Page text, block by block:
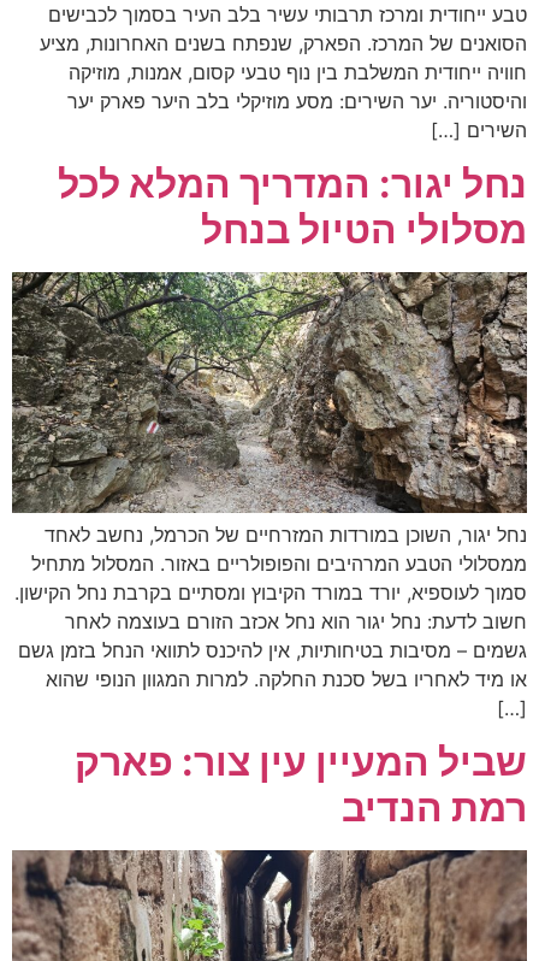
טבע ייחודית ומרכז תרבותי עשיר בלב העיר בסמוך לכבישים
הסואנים של המרכז. הפארק, שנפתח בשנים האחרונות, מציע
חוויה ייחודית המשלבת בין נוף טבעי קסום, אמנות, מוזיקה
והיסטוריה. יער השירים: מסע מוזיקלי בלב היער פארק יער
השירים […]
נחל יגור: המדריך המלא לכל
מסלולי הטיול בנחל
נחל יגור, השוכן במורדות המזרחיים של הכרמל, נחשב לאחד
ממסלולי הטבע המרהיבים והפופולריים באזור. המסלול מתחיל
סמוך לעוספיא, יורד במורד הקיבוץ ומסתיים בקרבת נחל הקישון.
חשוב לדעת: נחל יגור הוא נחל אכזב הזורם בעוצמה לאחר
גשמים – מסיבות בטיחותיות, אין להיכנס לתוואי הנחל בזמן גשם
או מיד לאחריו בשל סכנת החלקה. למרות המגוון הנופי שהוא
[…]
שביל המעיין עין צור: פארק
רמת הנדיב